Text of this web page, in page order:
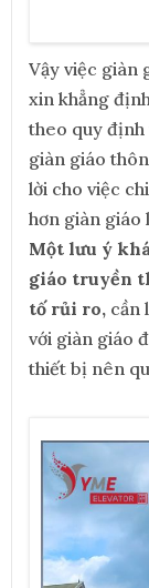
Vậy việc giàn
xin khẳng
theo quy định
giàn giáo
lời cho việc
hơn giàn giáo
Một lưu ý
giáo truyền
tố rủi ro, cần
với giàn giáo
thiết bị nên